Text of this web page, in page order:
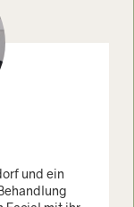
und ein